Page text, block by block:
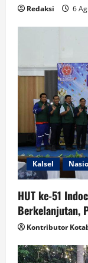
Redaksi 6
Kalsel
HUT ke-51
Berkelanjutan,
Kontributor